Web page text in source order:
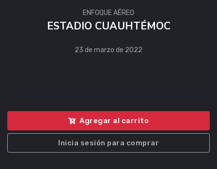
ENFOQUE AÉREO
ESTADIO CUAUHTÉMOC
23 de marzo de 2022
Agregar al carrito
Inicia sesión para comprar